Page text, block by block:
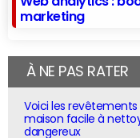
marketing
À NE PAS RATER
Voici les revêtements
maison facile à
dangereux